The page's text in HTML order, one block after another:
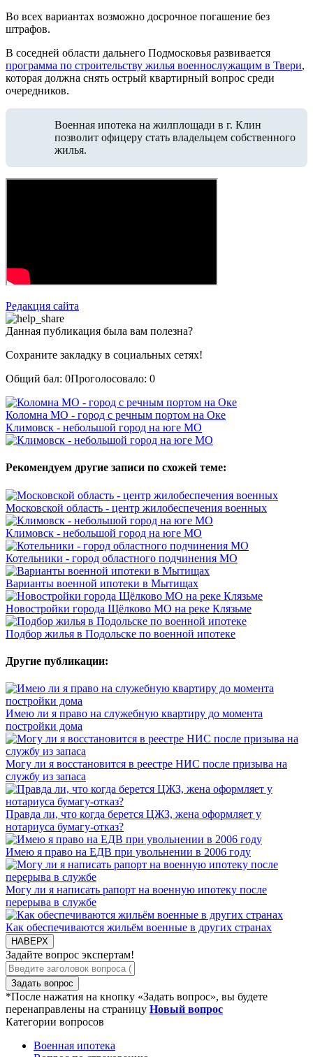
Во всех вариантах возможно досрочное погашение без
штрафов.
В соседней области дальнего Подмосковья развивается
программа по строительству жилья военнослужащим в Твери,
которая должна снять острый квартирный вопрос среди
очередников.
Военная ипотека на жилплощади в г. Клин
позволит офицеру стать владельцем собственного
жилья.
Редакция сайта
Данная публикация была вам полезна?
Сохраните закладку в социальных сетях!
Общий бал: 0Проголосовало: 0
Коломна МО - город с речным портом на Оке
Климовск - небольшой город на юге МО
Рекомендуем другие записи по схожей теме:
Московской область - центр жилобеспечения военных
Климовск - небольшой город на юге МО
Котельники - город областного подчинения МО
Варианты военной ипотеки в Мытищах
Новостройки города Щёлково МО на реке Клязьме
Подбор жилья в Подольске по военной ипотеке
Другие публикации:
Имею ли я право на служебную квартиру до момента
постройки дома
Могу ли я восстановится в реестре НИС после призыва на
службу из запаса
Правда ли, что когда берется ЦЖЗ, жена оформляет у
нотариуса бумагу-отказ?
Имею я право на ЕДВ при увольнении в 2006 году
Могу ли я написать рапорт на военную ипотеку после
перерыва в службе
Как обеспечиваются жильём военные в других странах
НАВЕРХ
Задайте вопрос экспертам!
Задать вопрос
*После нажатия на кнопку «Задать вопрос», вы будете
перенаправлены на страницу Новый вопрос
Категории вопросов
Военная ипотека